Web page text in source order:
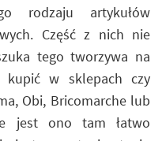
rodzaju artykułów
Część z nich nie
tego tworzywa na
w sklepach czy
Obi, Bricomarche lub
jest ono tam łatwo